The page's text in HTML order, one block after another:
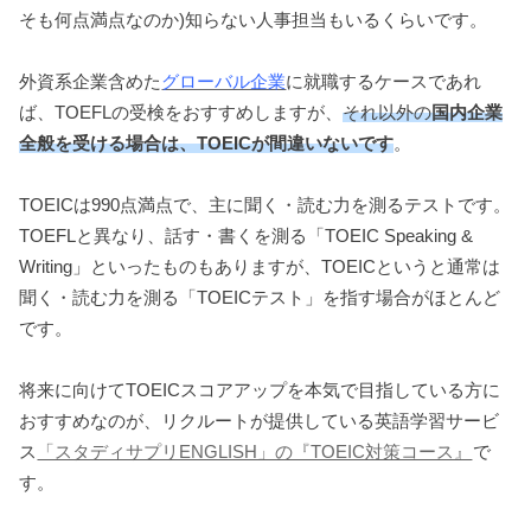
そも何点満点なのか)知らない人事担当もいるくらいです。
外資系企業含めたグローバル企業に就職するケースであれ
ば、TOEFLの受検をおすすめしますが、それ以外の国内企業
全般を受ける場合は、TOEICが間違いないです。
TOEICは990点満点で、主に聞く・読む力を測るテストです。
TOEFLと異なり、話す・書くを測る「TOEIC Speaking &
Writing」といったものもありますが、TOEICというと通常は
聞く・読む力を測る「TOEICテスト」を指す場合がほとんど
です。
将来に向けてTOEICスコアアップを本気で目指している方に
おすすめなのが、リクルートが提供している英語学習サービ
ス
「スタディサプリENGLISH」の『TOEIC対策コース』 で
す。